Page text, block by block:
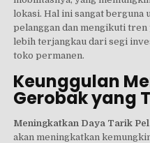
lokasi. Hal ini sangat berguna
pelanggan dan mengikuti tren
lebih terjangkau dari segi
toko permanen.
Keunggulan
Gerobak yang
Meningkatkan Daya Tarik
akan meningkatkan